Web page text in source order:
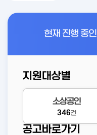
현재 진행 중인
지원대상별
소상공인
346건
공고바로가기